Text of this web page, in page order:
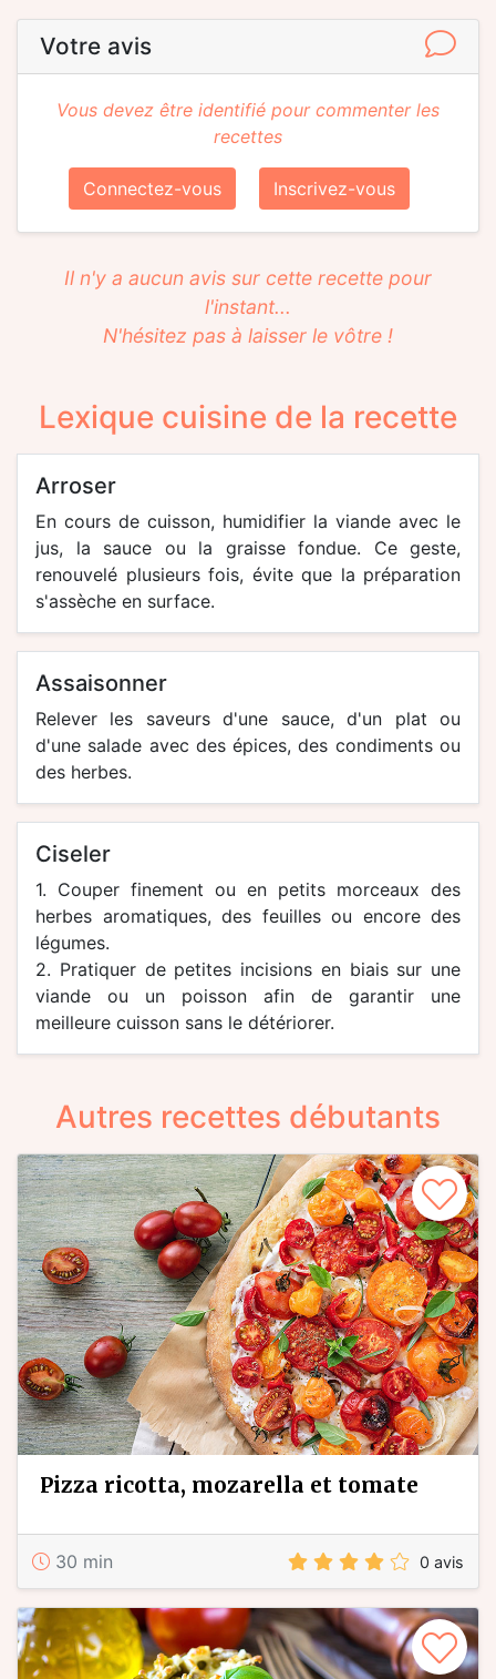
Votre avis
Vous devez être identifié pour commenter les
recettes
Connectez-vous Inscrivez-vous
Il n'y a aucun avis sur cette recette pour
l'instant...
N'hésitez pas à laisser le vôtre !
Lexique cuisine de la recette
arroser
En cours de cuisson, humidifier la viande avec le
jus, la sauce ou la graisse fondue. Ce geste,
renouvelé plusieurs fois, évite que la préparation
s'assèche en surface.
assaisonner
Relever les saveurs d'une sauce, d'un plat ou
d'une salade avec des épices, des condiments ou
des herbes.
ciseler
1. Couper finement ou en petits morceaux des
herbes aromatiques, des feuilles ou encore des
légumes.
2. Pratiquer de petites incisions en biais sur une
viande ou un poisson afin de garantir une
meilleure cuisson sans le détériorer.
Autres recettes débutants
pizza ricotta, mozarella et tomate
30 min 0 avis